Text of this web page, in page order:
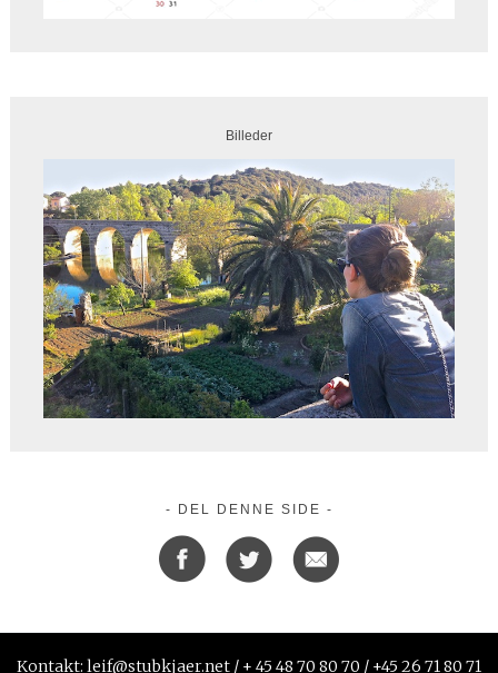
Billeder
- DEL DENNE SIDE -
Kontakt: leif@stubkjaer.net / + 45 48 70 80 70 / +45 26 71 80 71